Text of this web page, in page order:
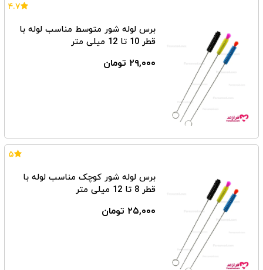
برس لوله شور متوسط مناسب لوله با
قطر 10 تا 12 میلی متر
۲۹,۰۰۰ تومان
۴.۷
برس لوله شور کوچک مناسب لوله با
قطر 8 تا 12 میلی متر
۲۵,۰۰۰ تومان
۵